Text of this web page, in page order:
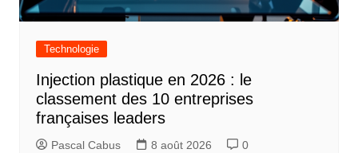
Technologie
Injection plastique en 2026 : le
classement des 10 entreprises
françaises leaders
Pascal Cabus 8 août 2026 0